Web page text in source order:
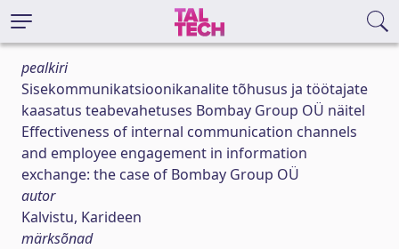
pealkiri
Sisekommunikatsioonikanalite tõhusus ja töötajate
kaasatus teabevahetuses Bombay Group OÜ näitel
Effectiveness of internal communication channels
and employee engagement in information
exchange: the case of Bombay Group OÜ
autor
Kalvistu, Karideen
märksõnad